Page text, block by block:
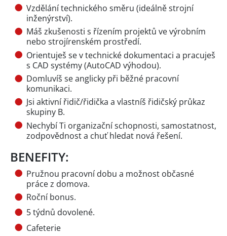
Vzdělání technického směru (ideálně strojní
inženýrství).
Máš zkušenosti s řízením projektů ve výrobním
nebo strojírenském prostředí.
Orientuješ se v technické dokumentaci a pracuješ
s CAD systémy (AutoCAD výhodou).
Domluvíš se anglicky při běžné pracovní
komunikaci.
Jsi aktivní řidič/řidička a vlastníš řidičský průkaz
skupiny B.
Nechybí Ti organizační schopnosti, samostatnost,
zodpovědnost a chuť hledat nová řešení.
BENEFITY:
Pružnou pracovní dobu a možnost občasné
práce z domova.
Roční bonus.
5 týdnů dovolené.
Cafeterie